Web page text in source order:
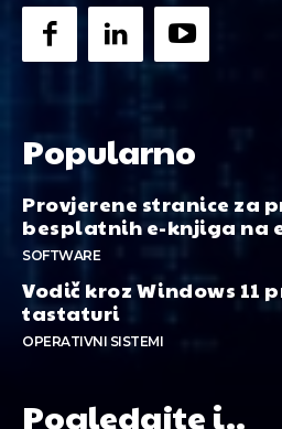
Popularno
Provjerene stranice za
besplatnih e-knjiga na
SOFTWARE
Vodič kroz Windows 11
tastaturi
OPERATIVNI SISTEMI
Pogledajte i..